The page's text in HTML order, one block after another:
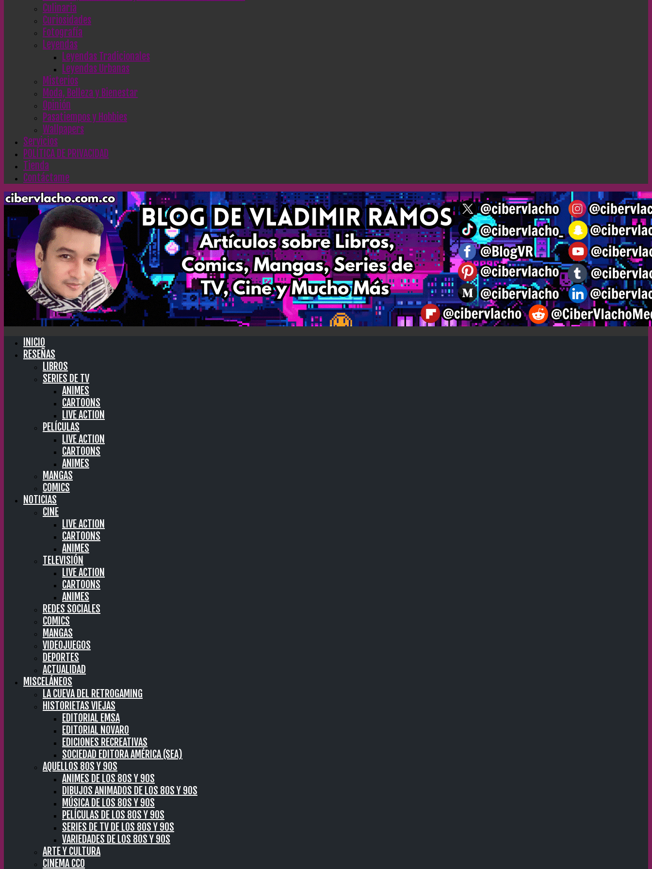
Culinaria
Curiosidades
Fotografía
Leyendas
Leyendas Tradicionales
Leyendas Urbanas
Misterios
Moda, Belleza y Bienestar
Opinión
Pasatiempos y Hobbies
Wallpapers
Servicios
POLÍTICA DE PRIVACIDAD
Tienda
Contáctame
INICIO
RESEÑAS
LIBROS
SERIES DE TV
ANIMES
CARTOONS
LIVE ACTION
PELÍCULAS
LIVE ACTION
CARTOONS
ANIMES
MANGAS
COMICS
NOTICIAS
CINE
LIVE ACTION
CARTOONS
ANIMES
TELEVISIÓN
LIVE ACTION
CARTOONS
ANIMES
REDES SOCIALES
COMICS
MANGAS
VIDEOJUEGOS
DEPORTES
ACTUALIDAD
MISCELÁNEOS
LA CUEVA DEL RETROGAMING
HISTORIETAS VIEJAS
EDITORIAL EMSA
EDITORIAL NOVARO
EDICIONES RECREATIVAS
SOCIEDAD EDITORA AMÉRICA (SEA)
AQUELLOS 80S Y 90S
ANIMES DE LOS 80S Y 90S
DIBUJOS ANIMADOS DE LOS 80S Y 90S
MÚSICA DE LOS 80S Y 90S
PELÍCULAS DE LOS 80S Y 90S
SERIES DE TV DE LOS 80S Y 90S
VARIEDADES DE LOS 80S Y 90S
ARTE Y CULTURA
CINEMA CC0